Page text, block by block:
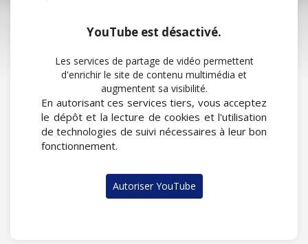
YouTube est désactivé.
Les services de partage de vidéo permettent
d'enrichir le site de contenu multimédia et
augmentent sa visibilité.
En autorisant ces services tiers, vous acceptez
le dépôt et la lecture de cookies et l'utilisation
de technologies de suivi nécessaires à leur bon
fonctionnement.
Autoriser YouTube